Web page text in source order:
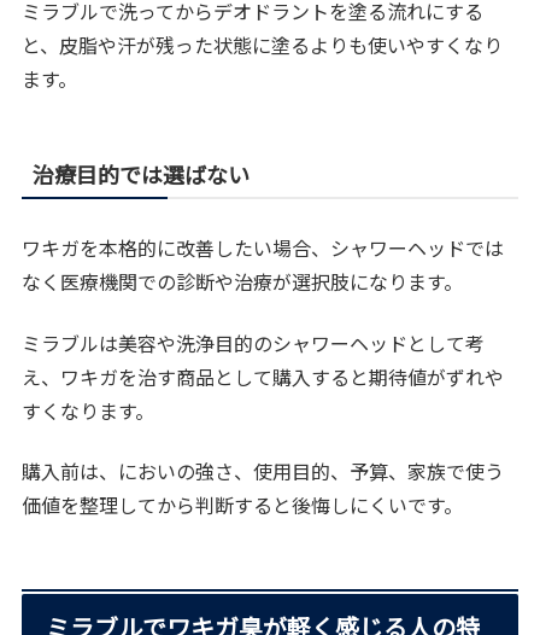
ミラブルで洗ってからデオドラントを塗る流れにする
と、皮脂や汗が残った状態に塗るよりも使いやすくなり
ます。
治療目的では選ばない
ワキガを本格的に改善したい場合、シャワーヘッドでは
なく医療機関での診断や治療が選択肢になります。
ミラブルは美容や洗浄目的のシャワーヘッドとして考
え、ワキガを治す商品として購入すると期待値がずれや
すくなります。
購入前は、においの強さ、使用目的、予算、家族で使う
価値を整理してから判断すると後悔しにくいです。
ミラブルでワキガ臭が軽く感じる人の特